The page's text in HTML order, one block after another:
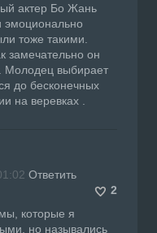
актер Бо Жань
эмоционально
тоже такими.
замечательно он
Молодец выбирает
до бесконечных
на веревках .
Ответить
2
которые я
но назывались